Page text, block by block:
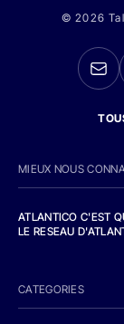
© 2026
MIEUX NOUS
ATLANTICO C'EST
LE RESEAU
CATEGORIES